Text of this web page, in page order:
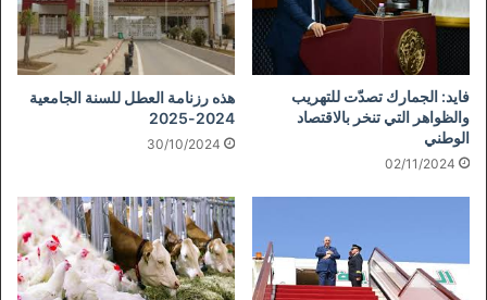
فايد: الجمارك تصدّت للتهريب
والظواهر التي تنخر بالاقتصاد
الوطني
02/11/2024
هذه رزنامة العطل للسنة الجامعية
2024-2025
30/10/2024